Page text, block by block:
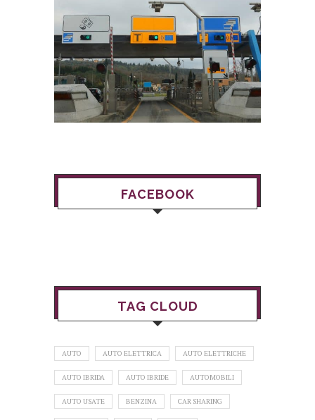
FACEBOOK
TAG CLOUD
AUTO AUTO ELETTRICA AUTO ELETTRICHE
AUTO IBRIDA AUTO IBRIDE AUTOMOBILI
AUTO USATE BENZINA CAR SHARING